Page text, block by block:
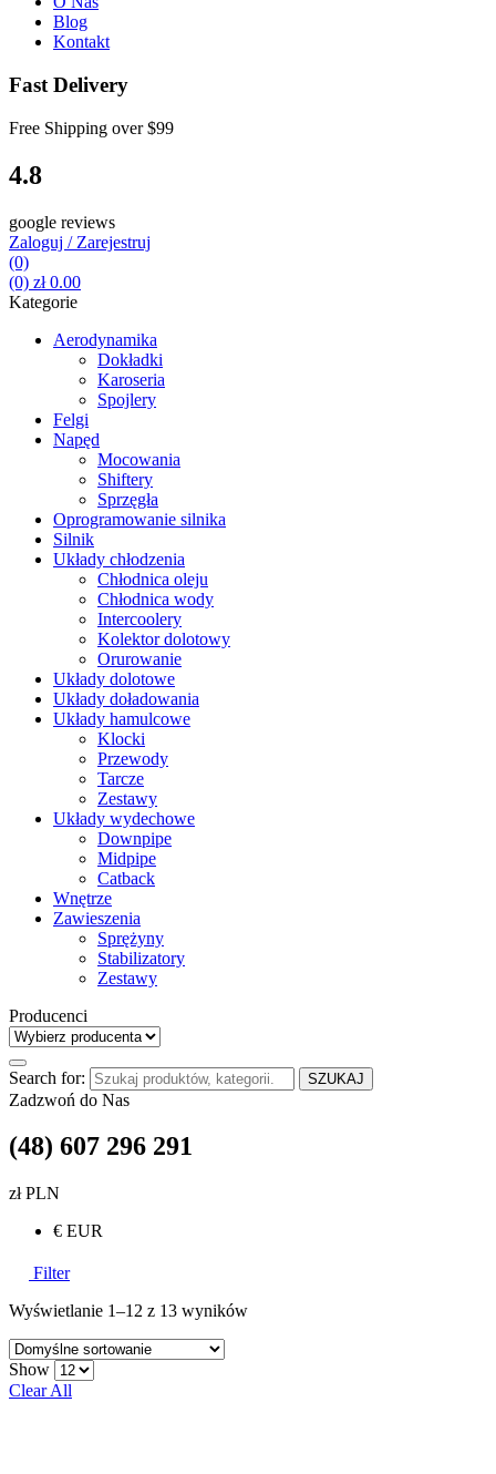
Blog
Kontakt
Fast Delivery
Free Shipping over$99
4.8
google reviews
Zaloguj / Zarejestruj
(0)
(0) zł0.00
Kategorie
Aerodynamika
Dokładki
Karoseria
Spojlery
Felgi
Napęd
Mocowania
Shiftery
Sprzęgła
Oprogramowanie silnika
Silnik
Układy chłodzenia
Chłodnica oleju
Chłodnica wody
Intercoolery
Kolektor dolotowy
Orurowanie
Układy dolotowe
Układy doładowania
Układy hamulcowe
Klocki
Przewody
Tarcze
Zestawy
Układy wydechowe
Downpipe
Midpipe
Catback
Wnętrze
Zawieszenia
Sprężyny
Stabilizatory
Zestawy
Producenci
Search for: SZUKAJ
Zadzwoń do Nas
(48) 607 296 291
zł PLN
€ EUR
Filter
Wyświetlanie 1–12 z 13 wyników
Show
Clear All